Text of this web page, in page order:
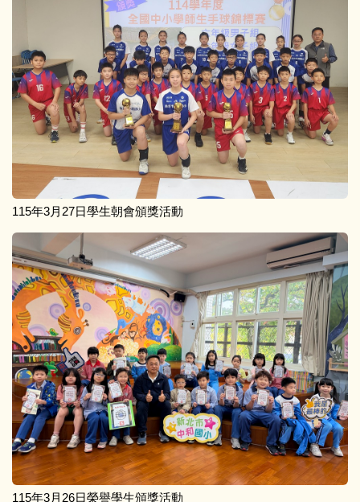
115年3月27日學生朝會頒獎活動
115年3月26日榮譽學生頒獎活動